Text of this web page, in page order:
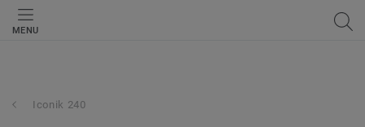
MENU
Iconik 240